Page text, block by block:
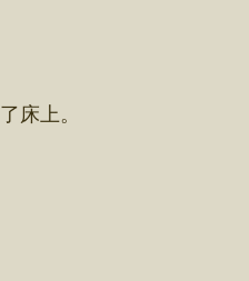
上。